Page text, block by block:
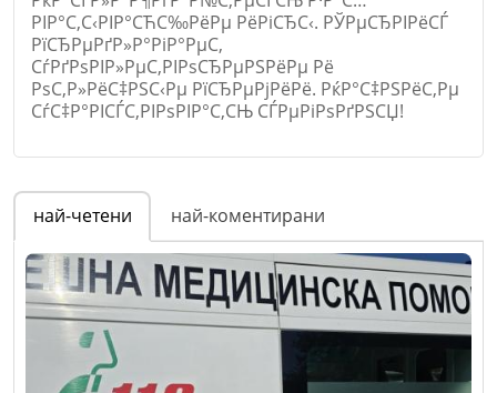
РІР°С‚С‹РІР°СЋС‰РёРµ РёРіСЂС‹. РЎРµСЂРІРёСЃ
РїСЂРµРґР»Р°РіР°РµС‚
СѓРґРѕРІР»РµС‚РІРѕСЂРµРЅРёРµ Рё
РѕС‚Р»РёС‡РЅС‹Рµ РїСЂРµРјРёРё. РќР°С‡РЅРёС‚Рµ
СѓС‡Р°РІСЃС‚РІРѕРІР°С‚СЊ СЃРµРіРѕРґРЅСЏ!
Име*
Email
най-четени най-коментирани